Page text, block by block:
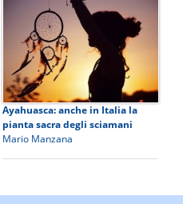
Ayahuasca: anche in Italia la
pianta sacra degli sciamani
Mario Manzana